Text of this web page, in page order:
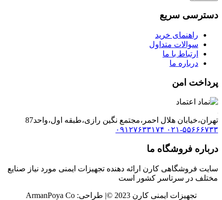
دسترسی سریع
راهنمای خرید
سوالات متداول
ارتباط با ما
درباره ما
پرداخت امن
تهران،خیابان هلال احمر،مجتمع نگین رازی،طبقه اول،واحد87
۰۲۱-۵۵۶۶۶۷۳۳ ۰۹۱۲۷۶۳۳۱۷۴
درباره فروشگاه ما
سایت فروشگاهی کارن ارائه دهنده تجهیزات ایمنی مورد نیاز صنایع
مختلف در سرتاسر کشور است
تجهیزات ایمنی کارن 2023 ©️| طراحی: ArmanPoya Co